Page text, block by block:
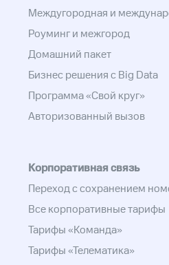
Междугородная и
Роуминг и межгород
Домашний пакет
Бизнес решения с Big Data
Программа «Свой круг»
Авторизованный вызов
Корпоративная связь
Переход с сохранением
Все корпоративные тарифы
Тарифы «Команда»
Тарифы «Телематика»